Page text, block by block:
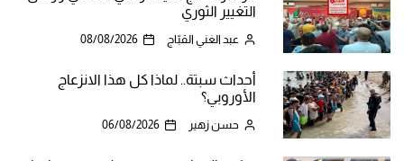
التغيير الثوري
عبد الغني القبّاج 08/08/2026
أحداث سبتة.. لماذا كل هذا الانزعاج
الأوروبي؟
حسن زهير 06/08/2026